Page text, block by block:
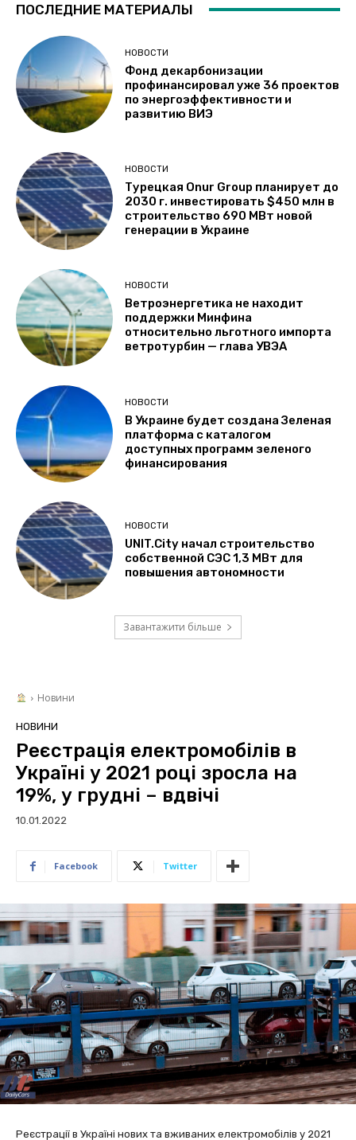
ПОСЛЕДНИЕ МАТЕРИАЛЫ
НОВОСТИ
Фонд декарбонизации
профинансировал уже 36 проектов
по энергоэффективности и
развитию ВИЭ
НОВОСТИ
Турецкая Onur Group планирует до
2030 г. инвестировать $450 млн в
строительство 690 МВт новой
генерации в Украине
НОВОСТИ
Ветроэнергетика не находит
поддержки Минфина
относительно льготного импорта
ветротурбин — глава УВЭА
НОВОСТИ
В Украине будет создана Зеленая
платформа с каталогом
доступных программ зеленого
финансирования
НОВОСТИ
UNIT.City начал строительство
собственной СЭС 1,3 МВт для
повышения автономности
Завантажити більше